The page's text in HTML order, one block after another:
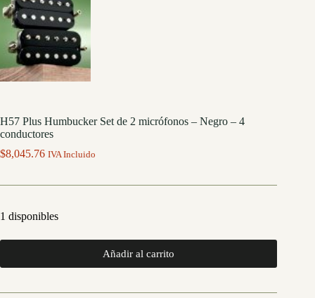
H57 Plus Humbucker Set de 2 micrófonos – Negro – 4
conductores
$8,045.76 IVA Incluido
1 disponibles
Añadir al carrito